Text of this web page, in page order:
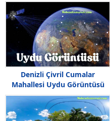
Denizli Çivril Cumalar
Mahallesi Uydu Görüntüsü